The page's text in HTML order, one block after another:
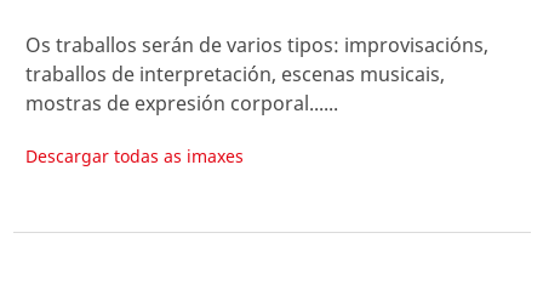
Os traballos serán de varios tipos: improvisacións,
traballos de interpretación, escenas musicais,
mostras de expresión corporal......
Descargar todas as imaxes